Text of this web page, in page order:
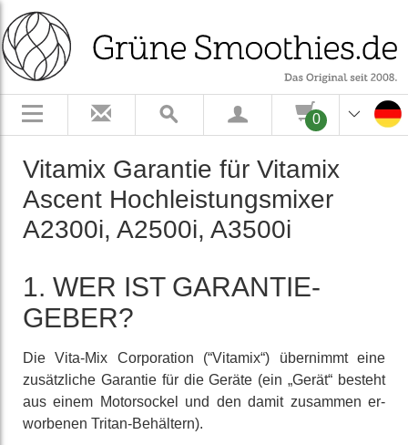
0
Vitamix Garantie für Vitamix
Ascent Hoch­leistungs­mixer
A2300i, A2500i, A3500i
1. WER IST GARANTIE­
GEBER?
Die Vita-Mix Corporation (“Vitamix“) übernimmt eine
zusätz­liche Garantie für die Geräte (ein „Gerät“ besteht
aus einem Motor­sockel und den damit zusammen er­
worbenen Tritan-Be­hältern).